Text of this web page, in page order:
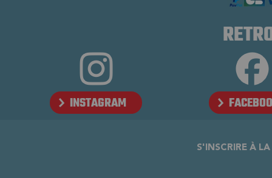
INSTAGRAM
S'INSCRIRE À